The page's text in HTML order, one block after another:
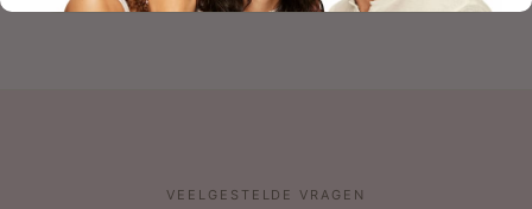
VEELGESTELDE VRAGEN